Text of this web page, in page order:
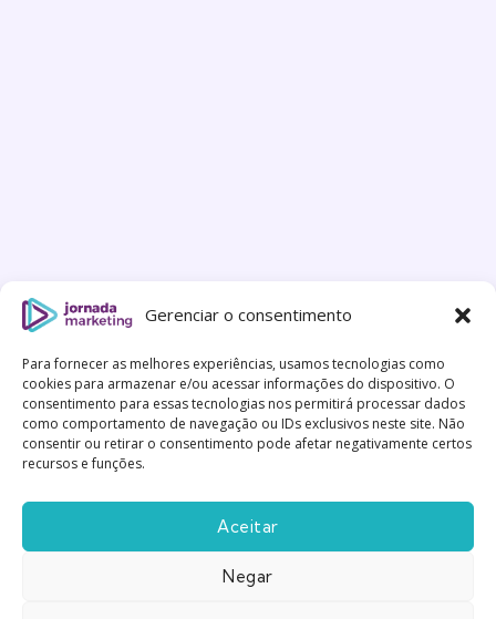
Gerenciar o consentimento
Para fornecer as melhores experiências, usamos tecnologias como
cookies para armazenar e/ou acessar informações do dispositivo. O
consentimento para essas tecnologias nos permitirá processar dados
como comportamento de navegação ou IDs exclusivos neste site. Não
consentir ou retirar o consentimento pode afetar negativamente certos
recursos e funções.
Aceitar
Negar
Política de Privacidade